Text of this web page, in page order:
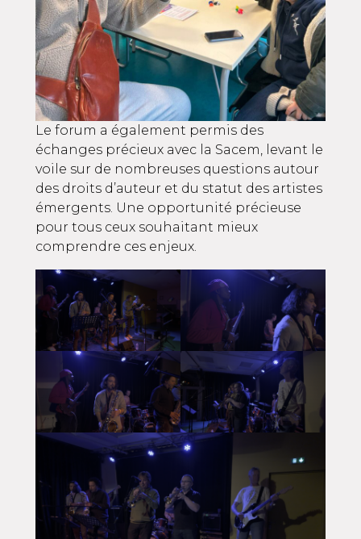
Le forum a également permis des
échanges précieux avec la Sacem, levant le
voile sur de nombreuses questions autour
des droits d’auteur et du statut des artistes
émergents. Une opportunité précieuse
pour tous ceux souhaitant mieux
comprendre ces enjeux.